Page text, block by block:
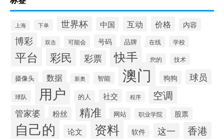
上海 下单 世界杯 中国 互动 价格 内容
博彩 双击 可能会 号码 品牌 在线 学校
平台 彩民 彩票 快手 您的 技术
摄像头 数据 新奥 智能 澳门 狗狗 球员
球队 用户 的人 社交 程序 空调
管家婆 粉丝 精准 网站 职业学院 股票
自己的 论文 资料 软件 这一 香港